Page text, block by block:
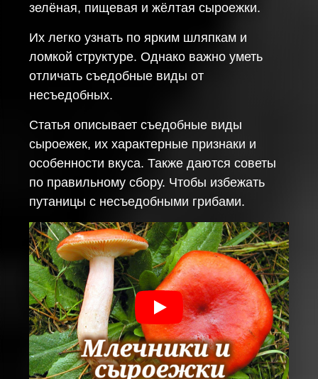
зелёная, пищевая и жёлтая сыроежки.
Их легко узнать по ярким шляпкам и
ломкой структуре. Однако важно уметь
отличать съедобные виды от
несъедобных.
Статья описывает съедобные виды
сыроежек, их характерные признаки и
особенности вкуса. Также даются советы
по правильному сбору. Чтобы избежать
путаницы с несъедобными грибами.